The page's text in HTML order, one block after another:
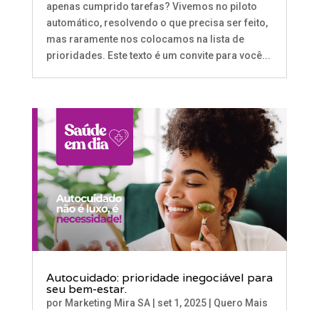
apenas cumprido tarefas? Vivemos no piloto
automático, resolvendo o que precisa ser feito,
mas raramente nos colocamos na lista de
prioridades. Este texto é um convite para você...
Autocuidado: prioridade inegociável para
seu bem-estar.
por Marketing Mira SA| set 1, 2025| Quero Mais